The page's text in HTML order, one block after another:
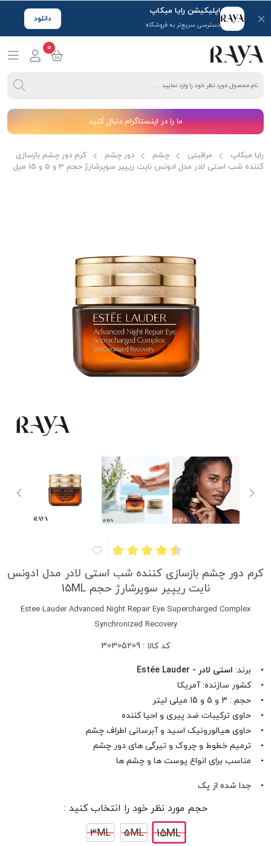
اپلیکیشن رایا میکاپ
دسترسی سریع‌تر به فروشگاه
دانلود
0
ما را در اینستاگرام دنبال کنید
رایا میکاپ مراقبتی چشم دور چشم
کرم دور چشم بازسازی
کننده شب استی لادر مدل ادونس نایت ریپیر سوپرشارژ حجم 3 و 5 و 15 میل
کرم دور چشم بازسازی کننده شب استی لادر مدل ادونس
نایت ریپیر سوپرشارژ حجم 15ML
Estee Lauder Advanced Night Repair Eye Supercharged Complex
Synchronized Recovery
کد کالا : 30305209
• برند: استی لادر - Estée Lauder
• کشور سازنده: آمریکا
• حجم : 3 و 5 و 15 میلی لیتر
• حاوی ترکیبات ضد پیری و احیا کننده
• حاوی هیالورونیک اسید و آبرسانی اطراف چشم
• ترمیم خطوط و چروک و تیرگی های دور چشم
• مناسب برای انواع پوست ها و چشم ها
• جدا شده از پک
حجم مورد نظر خود را انتخاب کنید :
15ML
5ML
3ML